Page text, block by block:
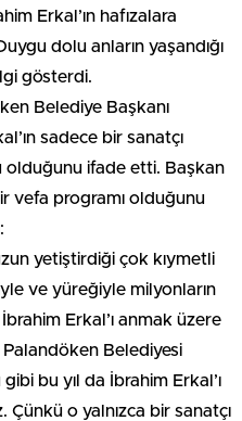
Erkal’ın hafızalara
dolu anların yaşandığı
gösterdi.
Belediye Başkanı
sadece bir sanatçı
olduğunu ifade etti. Başkan
vefa programı olduğunu
yetiştirdiği çok kıymetli
ve yüreğiyle milyonların
Erkal’ı anmak üzere
Belediyesi
bu yıl da İbrahim Erkal’ı
Çünkü o yalnızca bir sanatçı